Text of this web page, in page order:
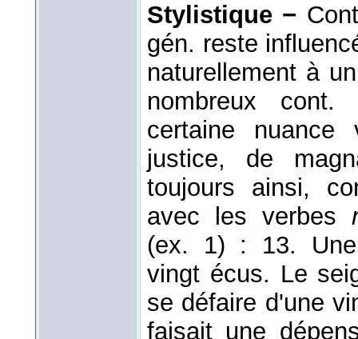
Stylistique −
gén. reste
naturellement à
nombreux cont.
certaine
justice, de
toujours ainsi,
avec les verbes
(ex. 1) : 13.
vingt écus. Le
se défaire d'une
faisait une